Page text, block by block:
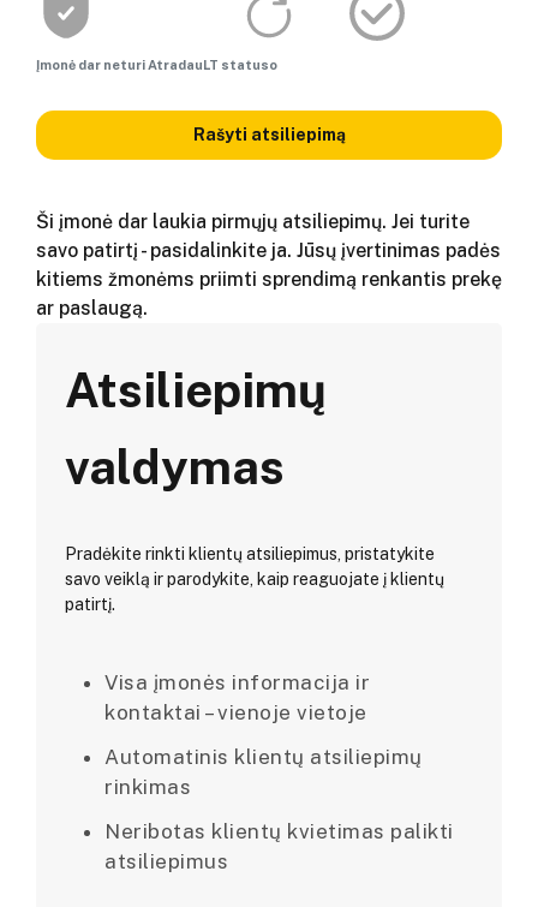
Įmonė dar neturi AtradauLT statuso
Rašyti atsiliepimą
Ši įmonė dar laukia pirmųjų atsiliepimų. Jei turite
savo patirtį - pasidalinkite ja. Jūsų įvertinimas padės
kitiems žmonėms priimti sprendimą renkantis prekę
ar paslaugą.
Atsiliepimų
valdymas
Pradėkite rinkti klientų atsiliepimus, pristatykite
savo veiklą ir parodykite, kaip reaguojate į klientų
patirtį.
Visa įmonės informacija ir
kontaktai – vienoje vietoje
Automatinis klientų atsiliepimų
rinkimas
Neribotas klientų kvietimas palikti
atsiliepimus